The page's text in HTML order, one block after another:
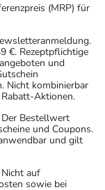
(MRP) für
€. Rezeptpflichtige
und
Nicht kombinierbar
Aktionen.
Bestellwert
und Coupons.
und gilt
auf
sowie bei